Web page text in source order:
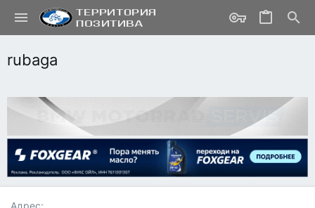
rubaga
Адрес